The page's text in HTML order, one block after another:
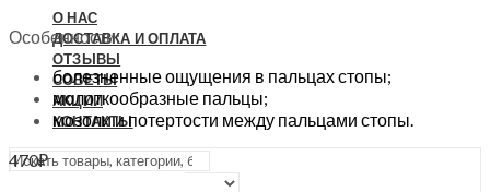
О НАС
ДОСТАВКА И ОПЛАТА
ОТЗЫВЫ
СОВЕТЫ
АКЦИИ
КОНТАКТЫ
Особенности:
болезненные ощущения в пальцах стопы;
молоткообразные пальцы;
мозоли и потертости между пальцами стопы.
470₽